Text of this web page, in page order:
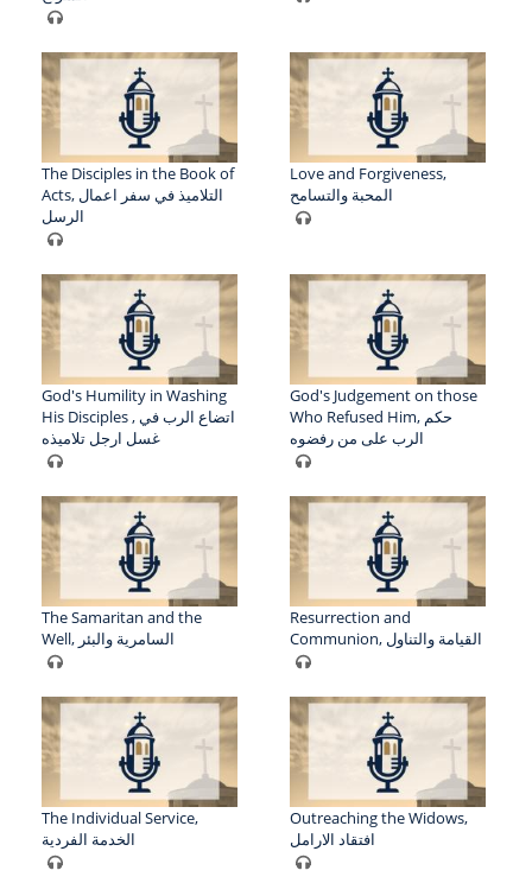
The Disciples in the Book of
Acts, التلاميذ في سفر اعمال
الرسل
Love and Forgiveness,
المحبة والتسامح
God's Humility in Washing
His Disciples , اتضاع الرب في
غسل ارجل تلاميذه
God's Judgement on those
Who Refused Him, حكم
الرب على من رفضوه
The Samaritan and the
Well, السامرية والبئر
Resurrection and
Communion, القيامة والتناول
The Individual Service,
الخدمة الفردية
Outreaching the Widows,
افتقاد الارامل